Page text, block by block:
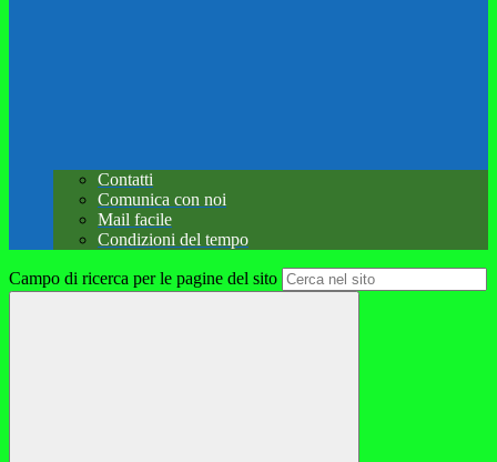
Contatti
Comunica con noi
Mail facile
Condizioni del tempo
Campo di ricerca per le pagine del sito